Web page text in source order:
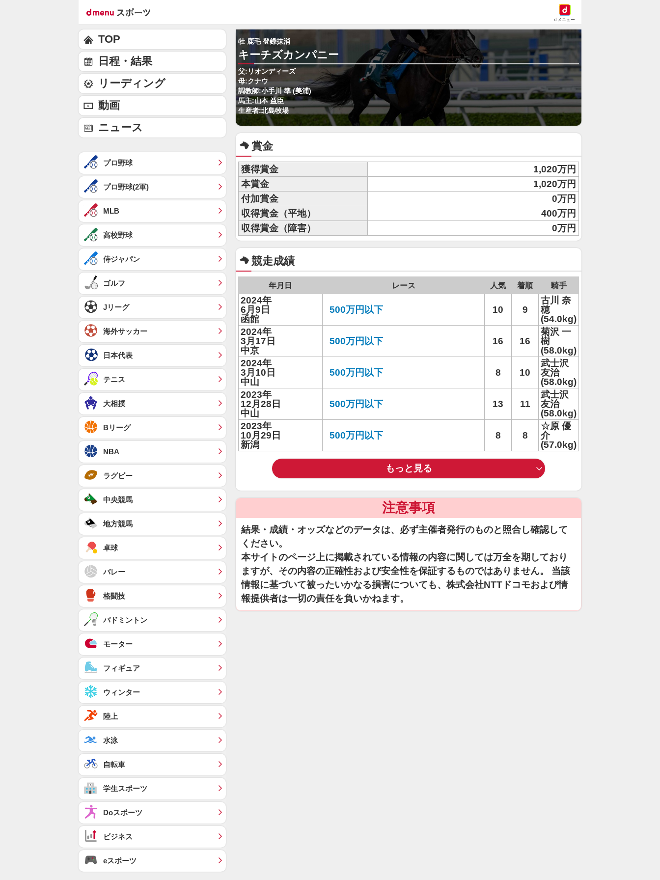
dメニュー
牡 鹿毛 登録抹消
キーチズカンパニー
父:リオンディーズ
母:クナウ
調教師:小手川 準 (美浦)
馬主:山本 益臣
生産者:北島牧場
賞金
獲得賞金
1,020万円
本賞金
1,020万円
付加賞金
0万円
収得賞金（平地）
400万円
収得賞金（障害）
0万円
競走成績
年月日 レース 人気 着順 騎手
2024年
6月9日
函館
500万円以下 10 9
古川 奈
穂
(54.0kg)
2024年
3月17日
中京
500万円以下 16 16
菊沢 一
樹
(58.0kg)
2024年
3月10日
中山
500万円以下 8 10
武士沢
友治
(58.0kg)
2023年
12月28日
中山
500万円以下 13 11
武士沢
友治
(58.0kg)
2023年
10月29日
新潟
500万円以下 8 8
☆原 優
介
(57.0kg)
もっと見る
注意事項
結果・成績・オッズなどのデータは、必ず主催者発行のものと照合し確認して
ください。
本サイトのページ上に掲載されている情報の内容に関しては万全を期しており
ますが、その内容の正確性および安全性を保証するものではありません。 当該
情報に基づいて被ったいかなる損害についても、株式会社NTTドコモおよび情
報提供者は一切の責任を負いかねます。
TOP
日程・結果
リーディング
動画
ニュース
プロ野球
プロ野球(2軍)
MLB
高校野球
侍ジャパン
ゴルフ
Jリーグ
海外サッカー
日本代表
テニス
大相撲
Bリーグ
NBA
ラグビー
中央競馬
地方競馬
卓球
バレー
格闘技
バドミントン
モーター
フィギュア
ウィンター
陸上
水泳
自転車
学生スポーツ
Doスポーツ
ビジネス
eスポーツ